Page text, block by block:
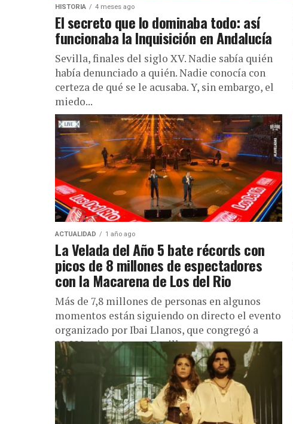
HISTORIA 4 meses ago
El secreto que lo dominaba todo: así
funcionaba la Inquisición en Andalucía
Sevilla, finales del siglo XV. Nadie sabía quién
había denunciado a quién. Nadie conocía con
certeza de qué se le acusaba. Y, sin embargo, el
miedo...
ACTUALIDAD 1 año ago
La Velada del Año 5 bate récords con
picos de 8 millones de espectadores
con la Macarena de Los del Rio
Más de 7,8 millones de personas en algunos
momentos están siguiendo on directo el evento
organizado por Ibai Llanos, que congregó a
80.000 asistentes en Sevilla...